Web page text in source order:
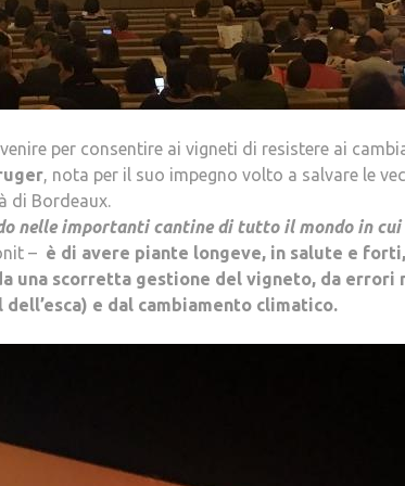
per consentire ai vigneti di resistere ai
, nota per il suo impegno volto a salvare le
di Bordeaux.
nelle importanti cantine di tutto il mondo in cui
– è di avere piante longeve, in salute e
una scorretta gestione del vigneto, da errori
e dal cambiamento climatico.